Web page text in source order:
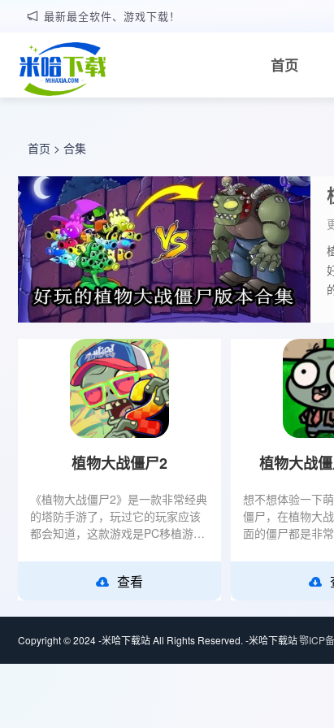
最新最全软件、游戏下载！
首页
首页 > 合集
植物大战僵尸2
《植物大战僵尸2》是一款非常经典
的塔防手游了，玩过它的玩家应该
都会知道，这款游戏是PC移植游
道具以及僵尸设定。总的
查看
植物大战
想不想体验一下
僵尸，在植物大
面的僵尸都是非
可爱的形象，不
Copyright © 2024 -米哈下载站 All Rights Reserved. -米哈下载站鄂ICP